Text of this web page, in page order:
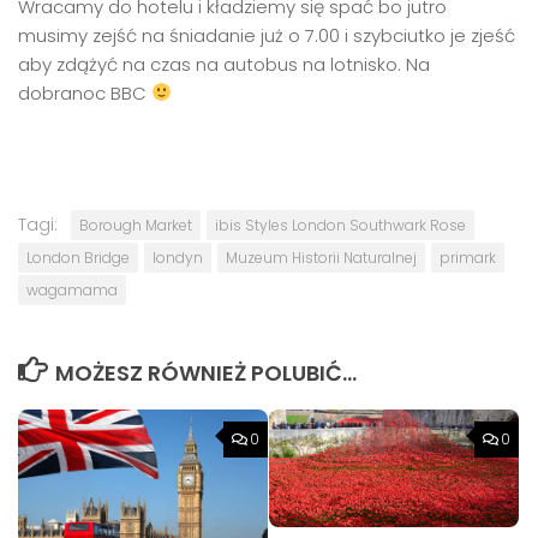
Wracamy do hotelu i kładziemy się spać bo jutro
musimy zejść na śniadanie już o 7.00 i szybciutko je zjeść
aby zdążyć na czas na autobus na lotnisko. Na
dobranoc BBC
Tagi: Borough Market
ibis Styles London Southwark Rose
London Bridge
londyn Muzeum Historii Naturalnej
primark
wagamama
MOŻESZ RÓWNIEŻ POLUBIĆ…
0 0